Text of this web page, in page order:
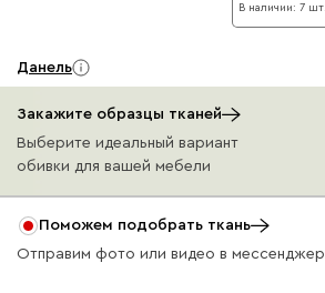
В наличии: 7 шт.
Данель
Бежевый Графит Жёлтый
Закажите образцы тканей
Выберите идеальный вариант
обивки для вашей мебели
Поможем подобрать ткань
Отправим фото или видео в мессенджер